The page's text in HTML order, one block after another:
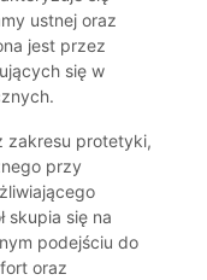
ustnej oraz
jest przez
się w
zakresu protetyki,
przy
skupia się na
podejściu do
oraz